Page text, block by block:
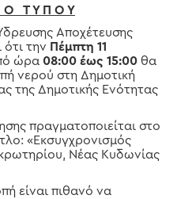
Ο Τ Υ Π Ο Υ
Αποχέτευσης
την Πέμπτη 11
ώρα 08:00 έως 15:00θα
νερού στη Δημοτική
της Δημοτικής Ενότητας
πραγματοποιείται στο
«Εκσυγχρονισμός
Νέας Κυδωνίας
είναι πιθανό να